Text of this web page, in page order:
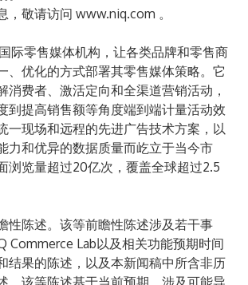
，敬请访问 www.niq.com 。
际零售媒体机构，让各类品牌和零售商
、优化的方式部署其零售媒体策略。它
消费者、激活定向和全渠道营销活动，
到提高销售额等角度端到端计量活动效
一现场和远程的先进广告技术方案，以
力和优异的数据质量而屹立于当今市
浏览量超过20亿次，覆盖全球超过2.5
性陈述。该等前瞻性陈述涉及若干事
Commerce Lab以及相关功能预期时间
结果的陈述，以及本新闻稿中所含非历
。该等陈述基于当前预期，涉及可能导